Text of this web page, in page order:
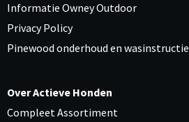
Informatie Owney Outdoor
Privacy Policy
Pinewood onderhoud en wasinstructie
Over Actieve Honden
Compleet Assortiment